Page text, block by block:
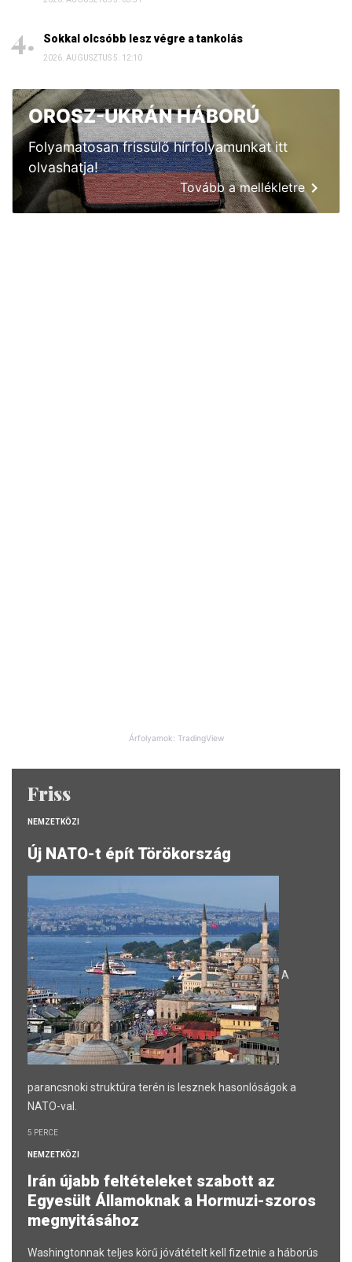
Sokkal olcsóbb lesz végre a tankolás
2026. AUGUSZTUS 5. 12:10
OROSZ-UKRÁN HÁBORÚ
Folyamatosan frissülő hírfolyamunkat itt
olvashatja!
Tovább a mellékletre
Árfolyamok: TradingView
Friss
NEMZETKÖZI
Új NATO-t épít Törökország
A
parancsnoki struktúra terén is lesznek hasonlóságok a
NATO-val.
5 PERCE
NEMZETKÖZI
Irán újabb feltételeket szabott az
Egyesült Államoknak a Hormuzi-szoros
megnyitásához
Washingtonnak teljes körű jóvátételt kell fizetnie a háborús